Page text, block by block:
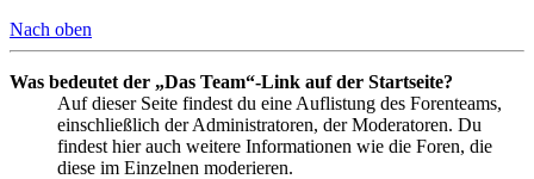
Nach oben
Was bedeutet der „Das Team“-Link auf der Startseite?
Auf dieser Seite findest du eine Auflistung des Forenteams,
einschließlich der Administratoren, der Moderatoren. Du
findest hier auch weitere Informationen wie die Foren, die
diese im Einzelnen moderieren.